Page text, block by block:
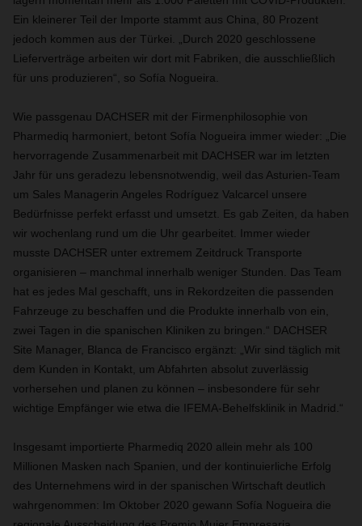
Ein kleinerer Teil der Importe stammt aus China, 80 Prozent
jedoch kommen aus der Türkei. „Durch 2020 geschlossene
Lieferverträge arbeiten wir dort mit Fabriken, die ausschließlich
für uns produzieren“, so Sofía Nogueira.
Wie passgenau DACHSER mit der Firmenphilosophie von
Pharmediq harmoniert, betont Sofía Nogueira immer wieder: „Die
hervorragende Zusammenarbeit mit DACHSER war im letzten
Jahr für uns geradezu lebensnotwendig, weil das Asturien-Team
um Sales Managerin Angeles Rodríguez Valcarcel unsere
Bedürfnisse perfekt erfasst und umsetzt. Es gab Zeiten, da haben
wir wochenlang rund um die Uhr gearbeitet. Immer wieder
musste DACHSER unter extremem Zeitdruck Transporte
organisieren – manchmal innerhalb weniger Stunden. Das Team
hat es jedes Mal geschafft, uns in Rekordzeiten die passenden
Fahrzeuge zu beschaffen und die Produkte innerhalb von ein,
zwei Tagen in die spanischen Kliniken zu bringen.“ DACHSER
Site Manager, Blanca de Francisco ergänzt: „Wir sind täglich mit
dem Kunden in Kontakt, um Abfahrten absolut zuverlässig
vorhersehen und planen zu können – insbesondere für sehr
wichtige Empfänger wie etwa die IFEMA-Behelfsklinik in Madrid.“
Insgesamt importierte Pharmediq 2020 allein mehr als 100
Millionen Masken nach Spanien, und der kontinuierliche Erfolg
des Unternehmens wird in der spanischen Wirtschaft deutlich
wahrgenommen: Im Oktober 2020 gewann Sofía Nogueira die